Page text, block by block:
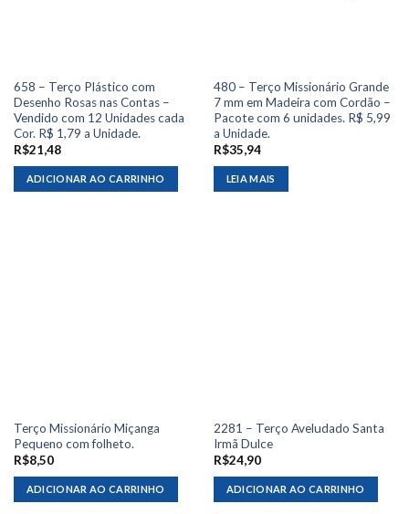
658 – Terço Plástico com
Desenho Rosas nas Contas –
Vendido com 12 Unidades cada
Cor. R$ 1,79 a Unidade.
R$21,48
ADICIONAR AO CARRINHO
480 – Terço Missionário Grande
7 mm em Madeira com Cordão –
Pacote com 6 unidades. R$ 5,99
a Unidade.
R$35,94
LEIA MAIS
Terço Missionário Miçanga
Pequeno com folheto.
R$8,50
ADICIONAR AO CARRINHO
2281 – Terço Aveludado Santa
Irmã Dulce
R$24,90
ADICIONAR AO CARRINHO